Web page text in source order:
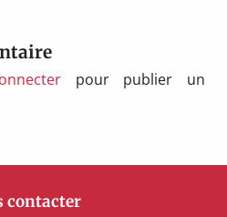
pour publier un
contacter